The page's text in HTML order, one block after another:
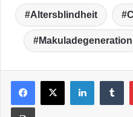
Altersblindheit
Makuladegeneration
LinkedIn
Drucken